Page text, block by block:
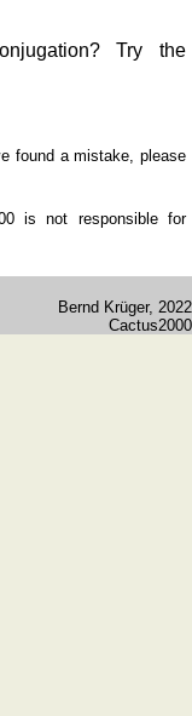
Try the
found a mistake, please
is not responsible for
Bernd Krüger, 2022
Cactus2000